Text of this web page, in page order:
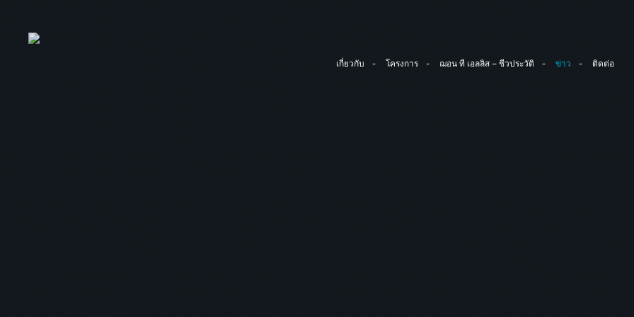
เกี่ยวกับ โครงการ ฌอน ที เอลลิส – ชีวประวัติ ข่าว ติดต่อ